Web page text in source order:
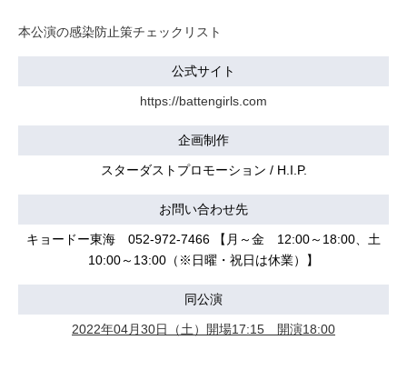
本公演の感染防止策チェックリスト
公式サイト
https://battengirls.com
企画制作
スターダストプロモーション / H.I.P.
お問い合わせ先
キョードー東海 052-972-7466 【月～金 12:00～18:00、土
10:00～13:00（※日曜・祝日は休業）】
同公演
2022年04月30日（土）開場17:15 開演18:00